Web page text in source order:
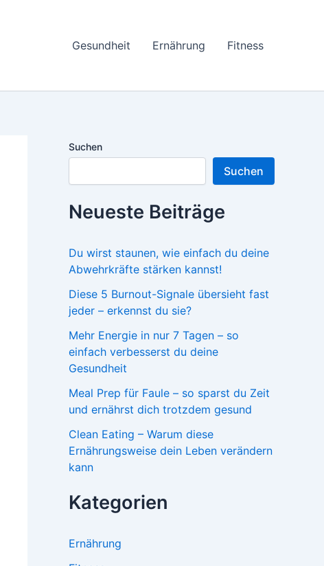
Gesundheit Ernährung Fitness
Suchen
Suchen
Neueste Beiträge
Du wirst staunen, wie einfach du deine
Abwehrkräfte stärken kannst!
Diese 5 Burnout-Signale übersieht fast
jeder – erkennst du sie?
Mehr Energie in nur 7 Tagen – so
einfach verbesserst du deine
Gesundheit
Meal Prep für Faule – so sparst du Zeit
und ernährst dich trotzdem gesund
Clean Eating – Warum diese
Ernährungsweise dein Leben verändern
kann
Kategorien
Ernährung